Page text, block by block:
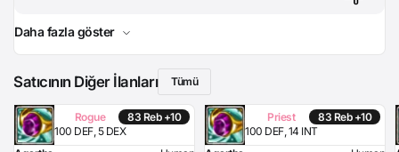
Daha fazla göster
Satıcının Diğer İlanları Tümü
Rogue
100 DEF, 5 DEX
83 Reb +10
Priest
100 DEF, 14 INT
83 Reb +10